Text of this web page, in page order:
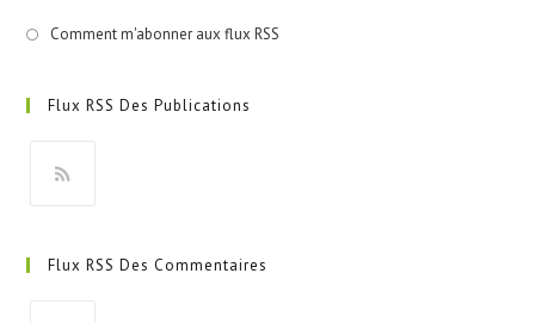
Comment m'abonner aux flux RSS
Flux RSS Des Publications
un
Flux RSS Des Commentaires